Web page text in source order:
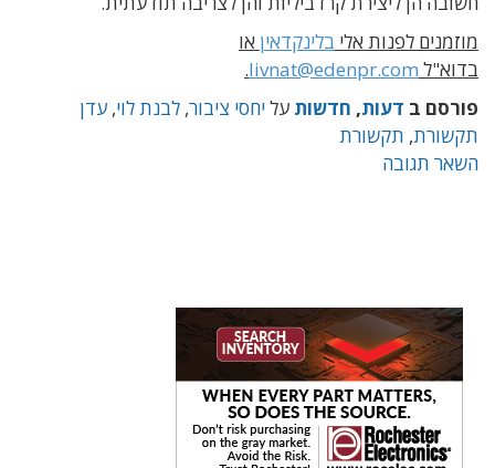
מוזמנים לפנות אלי בלינקדאין או
בדוא"ל livnat@edenpr.com
.
פורסם ב דעות, חדשות עליחסי ציבור, לבנת לוי, עדן
תקשורת, תקשורת
השאר תגובה